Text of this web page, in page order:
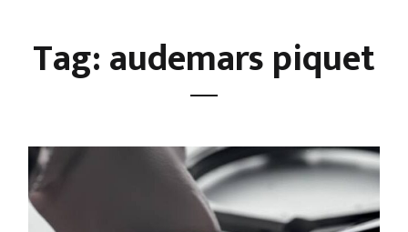
Tag: audemars piquet